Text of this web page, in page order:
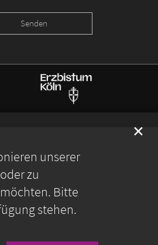
unserer
zu
Bitte
stehen.
✕